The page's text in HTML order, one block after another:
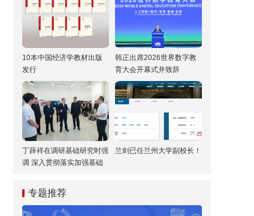
10本中国经济学教材出版
发行
韩正出席2026世界数字教
育大会开幕式并致辞
丁薛祥在调研基础研究时强
调 深入贯彻落实加强基础
基础研究水平和原始创新能
力
兰剑已任兰州大学副校长！
专题推荐